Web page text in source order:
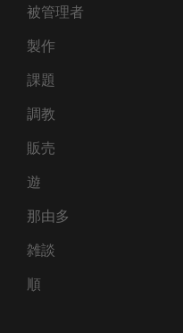
被管理者
製作
課題
調教
販売
遊
那由多
雑談
順